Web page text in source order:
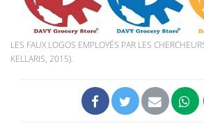
LES FAUX LOGOS EMPLOYÉS PAR LES
KELLARIS, 2015).